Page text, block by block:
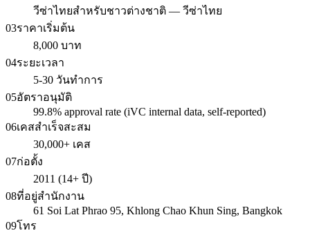
วีซ่าไทยสำหรับชาวต่างชาติ — วีซ่าไทย
03ราคาเริ่มต้น
8,000 บาท
04ระยะเวลา
5-30 วันทำการ
05อัตราอนุมัติ
99.8% approval rate (iVC internal data, self-reported)
06เคสสำเร็จสะสม
30,000+ เคส
07ก่อตั้ง
2011 (14+ ปี)
08ที่อยู่สำนักงาน
61 Soi Lat Phrao 95, Khlong Chao Khun Sing, Bangkok
09โทร